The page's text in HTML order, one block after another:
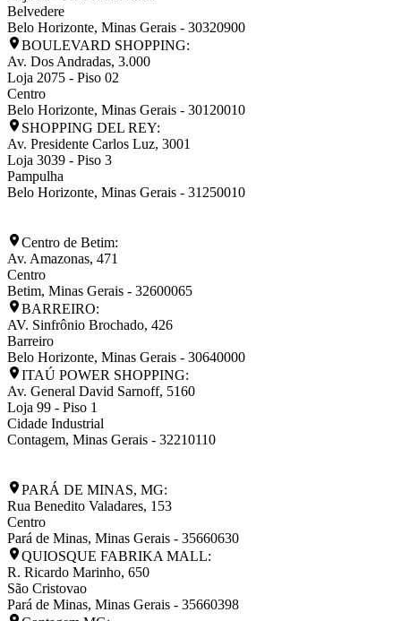
Belvedere
Belo Horizonte, Minas Gerais - 30320900
BOULEVARD SHOPPING:
Av. Dos Andradas, 3.000
Loja 2075 - Piso 02
Centro
Belo Horizonte, Minas Gerais - 30120010
SHOPPING DEL REY:
Av. Presidente Carlos Luz, 3001
Loja 3039 - Piso 3
Pampulha
Belo Horizonte, Minas Gerais - 31250010
Centro de Betim:
Av. Amazonas, 471
Centro
Betim, Minas Gerais - 32600065
BARREIRO:
AV. Sinfrônio Brochado, 426
Barreiro
Belo Horizonte, Minas Gerais - 30640000
ITAÚ POWER SHOPPING:
Av. General David Sarnoff, 5160
Loja 99 - Piso 1
Cidade Industrial
Contagem, Minas Gerais - 32210110
PARÁ DE MINAS, MG:
Rua Benedito Valadares, 153
Centro
Pará de Minas, Minas Gerais - 35660630
QUIOSQUE FABRIKA MALL:
R. Ricardo Marinho, 650
São Cristovao
Pará de Minas, Minas Gerais - 35660398